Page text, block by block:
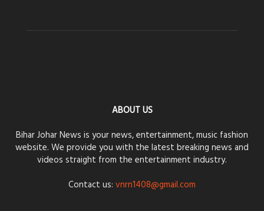
ABOUT US
Bihar Johar News is your news, entertainment, music fashion
website. We provide you with the latest breaking news and
videos straight from the entertainment industry.
Contact us: vnrn1408@gmail.com